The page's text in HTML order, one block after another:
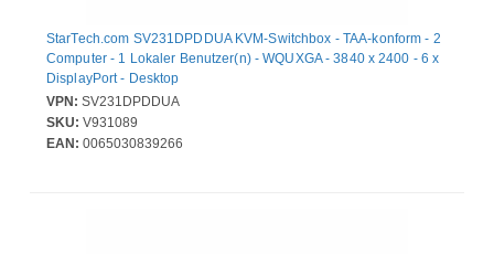
StarTech.com SV231DPDDUA KVM-Switchbox - TAA-konform - 2
Computer - 1 Lokaler Benutzer(n) - WQUXGA - 3840 x 2400 - 6 x
DisplayPort - Desktop
VPN: SV231DPDDUA
SKU: V931089
EAN: 0065030839266